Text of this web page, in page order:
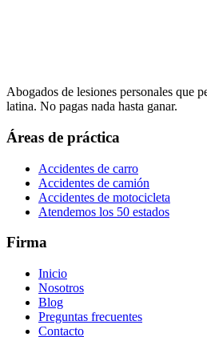
Abogados de lesiones personales que
latina. No pagas nada hasta ganar.
Áreas de práctica
Accidentes de carro
Accidentes de camión
Accidentes de motocicleta
Atendemos los 50 estados
Firma
Inicio
Nosotros
Blog
Preguntas frecuentes
Contacto